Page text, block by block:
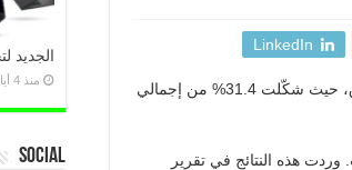
LinkedIn
شهد عام 2024 تزايداً في استغلال الحسابات الصالحة كمسار أوّلي للاختراق، حيث شكّلت 31.4% من إجمالي
تتصدر القائمة بنسبة 39.2% من الحالات. وردت هذه النتائج في تقرير
الجديد
منذ 4 أيام
Social